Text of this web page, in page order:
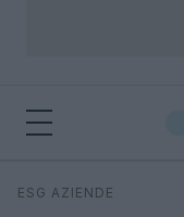
Cerca
ESG AZIENDE